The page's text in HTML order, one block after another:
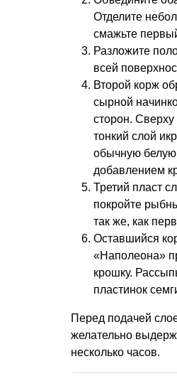
Отделите
смажьте
Разложите
всей
Второй корж
сырной
сторон.
тонкий слой
обычную белую
добавлением
Третий пласт
покройте
так же, как
Оставшийся
«Наполеона»
крошку.
пластинок
Перед подачей
желательно
несколько часов.